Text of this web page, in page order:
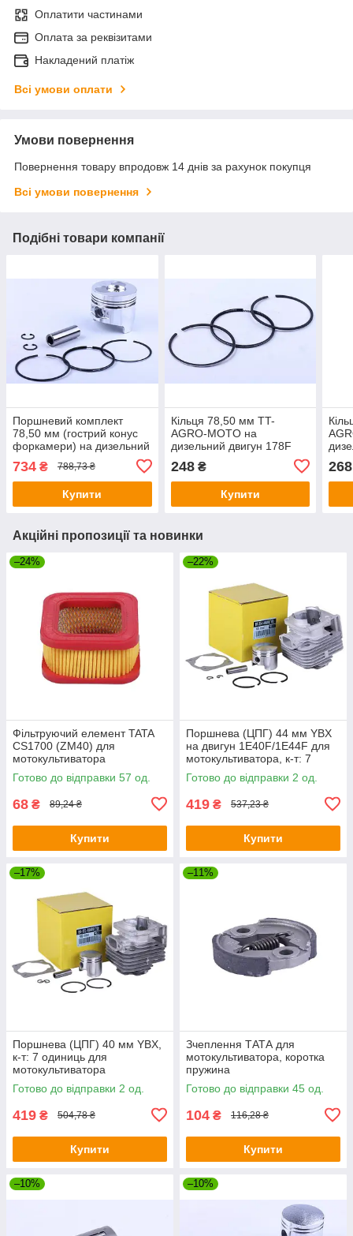
Оплатити частинами
Оплата за реквізитами
Накладений платіж
Всі умови оплати
Умови повернення
Повернення товару впродовж 14 днів за рахунок покупця
Всі умови повернення
Подібні товари компанії
Поршневий комплект
78,50 мм (гострий конус
форкамери) на дизельний
двигун 178F генератора
GN 3,5 KW, к-т:8 одиниць
734 ₴ 788,73 ₴
Купити
Кільця 78,50 мм TT-
AGRO-MOTO на
дизельний двигун 178F
генератора GN 3,5 KW, к-т
на 1 поршень
248₴
Купити
на
268
Акційні пропозиції та новинки
–24%
Фільтруючий елемент TATA
CS1700 (ZM40) для
мотокультиватора
Готово до відправки 57 од.
68 ₴ 89,24 ₴
Купити
–22%
Поршнева (ЦПГ) 44 мм YBX
на двигун 1Е40F/1E44F для
мотокультиватора, к-т: 7
одиниць
Готово до відправки 2 од.
419 ₴ 537,23 ₴
Купити
–17%
Поршнева (ЦПГ) 40 мм YBX,
к-т: 7 одиниць для
мотокультиватора
Готово до відправки 2 од.
419 ₴ 504,78 ₴
Купити
–11%
Зчеплення ТАТА для
мотокультиватора, коротка
пружина
Готово до відправки 45 од.
104 ₴ 116,28 ₴
Купити
–10% –10%